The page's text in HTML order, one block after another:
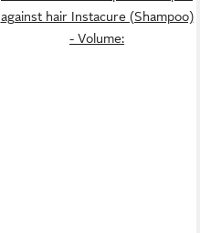
against hair Instacure (Shampoo)
- Volume: